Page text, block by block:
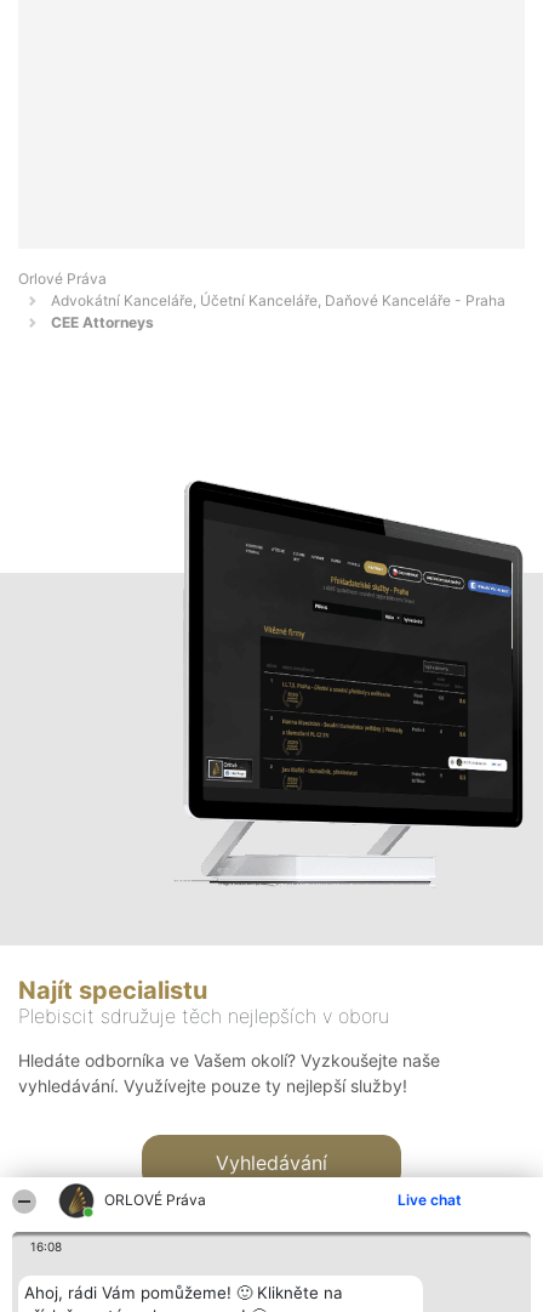
ORLOVÉ Práva Live chat
16:08
Ahoj, rádi Vám pomůžeme! 🙂 Klikněte na
Orlové Práva
Advokátní Kanceláře, Účetní Kanceláře, Daňové Kanceláře - Praha
CEE Attorneys
Najít specialistu
Plebiscit sdružuje těch nejlepších v oboru
Hledáte odborníka ve Vašem okolí? Vyzkoušejte naše
vyhledávání. Využívejte pouze ty nejlepší služby!
Vyhledávání